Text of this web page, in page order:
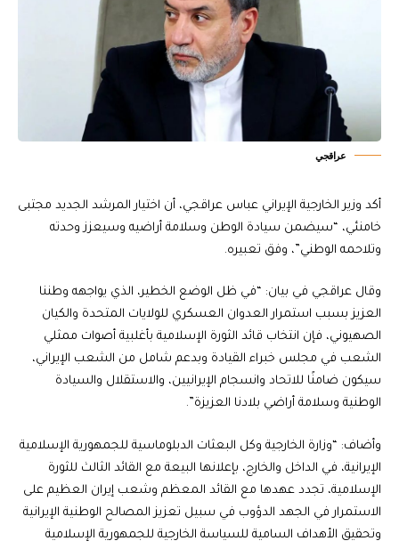
عراقجي
أكد وزير الخارجية الإيراني عباس عراقجي، أن اختيار المرشد الجديد مجتبى
خامنئي، “سيضمن سيادة الوطن وسلامة أراضيه وسيعزز وحدته
وتلاحمه الوطني”، وفق تعبيره.
وقال عراقجي في بيان: “في ظل الوضع الخطير، الذي يواجهه وطننا
العزيز بسبب استمرار العدوان العسكري للولايات المتحدة والكيان
الصهيوني، فإن انتخاب قائد الثورة الإسلامية بأغلبية أصوات ممثلي
الشعب في مجلس خبراء القيادة وبدعم شامل من الشعب الإيراني،
سيكون ضامنًا للاتحاد وانسجام الإيرانيين، والاستقلال والسيادة
الوطنية وسلامة أراضي بلادنا العزيزة”.
وأضاف: “وزارة الخارجية وكل البعثات الدبلوماسية للجمهورية الإسلامية
الإيرانية، في الداخل والخارج، بإعلانها البيعة مع القائد الثالث للثورة
الإسلامية، تجدد عهدها مع القائد المعظم وشعب إيران العظيم على
الاستمرار في الجهد الدؤوب في سبيل تعزيز المصالح الوطنية الإيرانية
وتحقيق الأهداف السامية للسياسة الخارجية للجمهورية الإسلامية